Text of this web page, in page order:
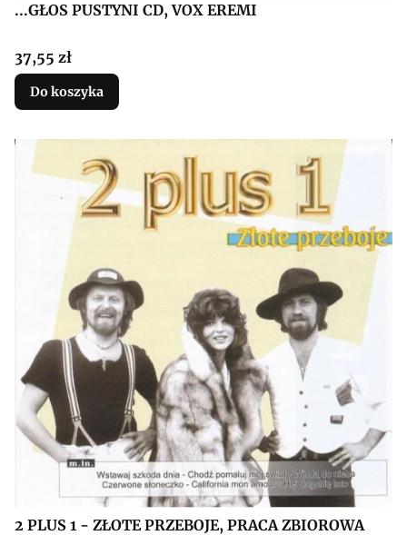
...GŁOS PUSTYNI CD, VOX EREMI
Cena
37,55 zł
Do koszyka
2 PLUS 1 - ZŁOTE PRZEBOJE, PRACA ZBIOROWA